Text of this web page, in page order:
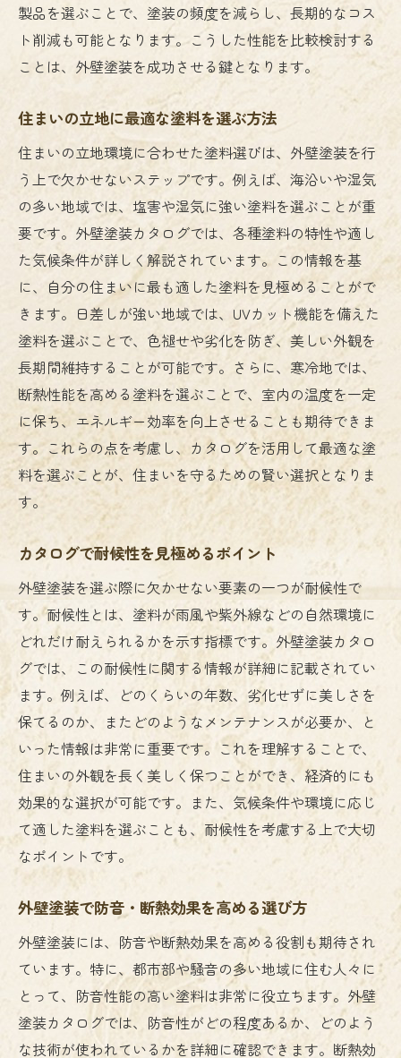
製品を選ぶことで、塗装の頻度を減らし、長期的なコス
ト削減も可能となります。こうした性能を比較検討する
ことは、外壁塗装を成功させる鍵となります。
住まいの立地に最適な塗料を選ぶ方法
住まいの立地環境に合わせた塗料選びは、外壁塗装を行
う上で欠かせないステップです。例えば、海沿いや湿気
の多い地域では、塩害や湿気に強い塗料を選ぶことが重
要です。外壁塗装カタログでは、各種塗料の特性や適し
た気候条件が詳しく解説されています。この情報を基
に、自分の住まいに最も適した塗料を見極めることがで
きます。日差しが強い地域では、UVカット機能を備えた
塗料を選ぶことで、色褪せや劣化を防ぎ、美しい外観を
長期間維持することが可能です。さらに、寒冷地では、
断熱性能を高める塗料を選ぶことで、室内の温度を一定
に保ち、エネルギー効率を向上させることも期待できま
す。これらの点を考慮し、カタログを活用して最適な塗
料を選ぶことが、住まいを守るための賢い選択となりま
す。
カタログで耐候性を見極めるポイント
外壁塗装を選ぶ際に欠かせない要素の一つが耐候性で
す。耐候性とは、塗料が雨風や紫外線などの自然環境に
どれだけ耐えられるかを示す指標です。外壁塗装カタロ
グでは、この耐候性に関する情報が詳細に記載されてい
ます。例えば、どのくらいの年数、劣化せずに美しさを
保てるのか、またどのようなメンテナンスが必要か、と
いった情報は非常に重要です。これを理解することで、
住まいの外観を長く美しく保つことができ、経済的にも
効果的な選択が可能です。また、気候条件や環境に応じ
て適した塗料を選ぶことも、耐候性を考慮する上で大切
なポイントです。
外壁塗装で防音・断熱効果を高める選び方
外壁塗装には、防音や断熱効果を高める役割も期待され
ています。特に、都市部や騒音の多い地域に住む人々に
とって、防音性能の高い塗料は非常に役立ちます。外壁
塗装カタログでは、防音性がどの程度あるか、どのよう
な技術が使われているかを詳細に確認できます。断熱効